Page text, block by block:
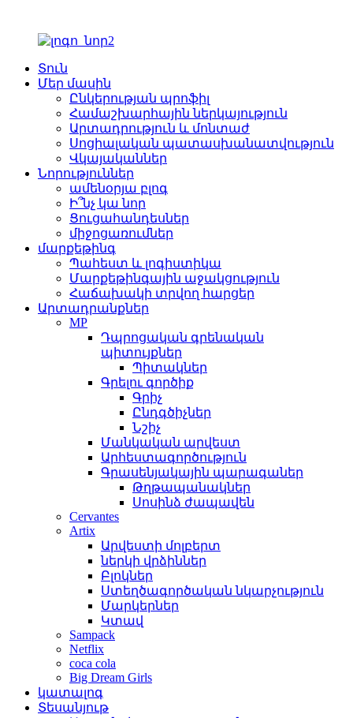
Տուն
Մեր մասին
Ընկերության պրոֆիլ
Համաշխարհային ներկայություն
Արտադրություն և մոնտաժ
Սոցիալական պատասխանատվություն
Վկայականներ
Նորություններ
ամենօրյա բլոգ
Ի՞նչ կա նոր
Ցուցահանդեսներ
միջոցառումներ
մարքեթինգ
Պահեստ և լոգիստիկա
Մարքեթինգային աջակցություն
Հաճախակի տրվող հարցեր
Արտադրանքներ
MP
Դպրոցական գրենական
պիտույքներ
Պիտակներ
Գրելու գործիք
Գրիչ
Ընդգծիչներ
Նշիչ
Մանկական արվեստ
Արհեստագործություն
Գրասենյակային պարագաներ
Թղթապանակներ
Սոսինձ ժապավեն
Cervantes
Artix
Արվեստի մոլբերտ
ներկի վրձիններ
Բլոկներ
Ստեղծագործական նկարչություն
Մարկերներ
Կտավ
Sampack
Netflix
coca cola
Big Dream Girls
կատալոգ
Տեսանյութ